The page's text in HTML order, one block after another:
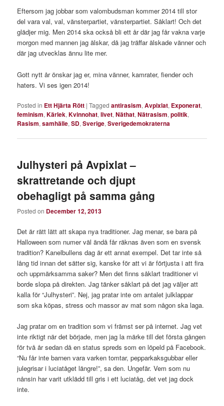
Eftersom jag jobbar som valombudsman kommer 2014 till stor
del vara val, val, vänsterpartiet, vänsterpartiet. Såklart! Och det
glädjer mig. Men 2014 ska också bli ett år där jag får vakna varje
morgon med mannen jag älskar, då jag träffar älskade vänner och
där jag utvecklas ännu lite mer.
Gott nytt år önskar jag er, mina vänner, kamrater, fiender och
haters. Vi ses igen 2014!
Posted in Ett Hjärta Rött |Tagged antirasism,Avpixlat, Exponerat,
feminism,Kärlek,Kvinnohat,livet,Näthat,Nätrasism,politik,
Rasism,samhälle,SD,Sverige,Sverigedemokraterna
Julhysteri på Avpixlat –
skrattretande och djupt
obehagligt på samma gång
Posted on December 12, 2013
Det är rätt lätt att skapa nya traditioner. Jag menar, se bara på
Halloween som numer väl ändå får räknas även som en svensk
tradition? Kanelbullens dag är ett annat exempel. Det tar inte så
lång tid innan det sätter sig, kanske för att vi är förtjusta i att fira
och uppmärksamma saker? Men det finns såklart traditioner vi
borde slopa på direkten. Jag tänker såklart på det jag väljer att
kalla för “Julhysteri”. Nej, jag pratar inte om antalet julklappar
som ska köpas, stress och massor av mat som någon ska laga.
Jag pratar om en tradition som vi främst ser på internet. Jag vet
inte riktigt när det började, men jag la märke till det första gången
för två år sedan då en status spreds som en löpeld på Facebook.
“Nu får inte barnen vara varken tomtar, pepparkaksgubbar eller
julegrisar i luciatåget längre!”, sa den. Ungefär. Vem som nu
nånsin har varit utklädd till gris i ett luciatåg, det vet jag dock
inte.